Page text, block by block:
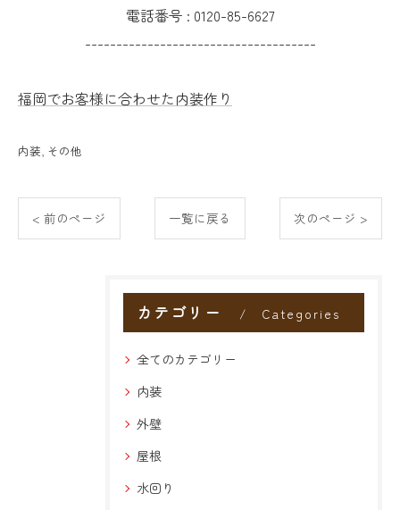
電話番号 : 0120-85-6627
-------------------------------------
福岡でお客様に合わせた内装作り
内装 その他
< 前のページ 一覧に戻る 次のページ >
カテゴリー Categories
全てのカテゴリー
内装
外壁
屋根
水回り